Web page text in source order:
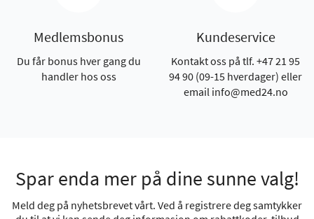
Medlemsbonus
Du får bonus hver gang du
handler hos oss
Kundeservice
Kontakt oss på tlf. +47 21 95
94 90 (09-15 hverdager) eller
email info@med24.no
Spar enda mer på dine sunne valg!
Meld deg på nyhetsbrevet vårt. Ved å registrere deg samtykker